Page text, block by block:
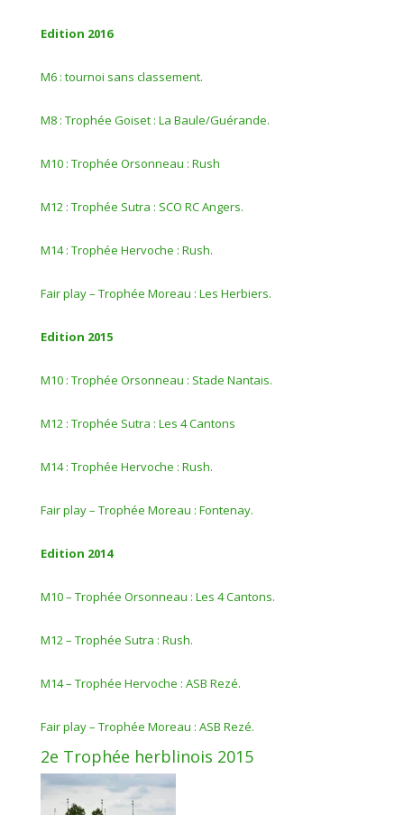
Edition 2016
M6 : tournoi sans classement.
M8 : Trophée Goiset : La Baule/Guérande.
M10 : Trophée Orsonneau : Rush
M12 : Trophée Sutra : SCO RC Angers.
M14 : Trophée Hervoche : Rush.
Fair play – Trophée Moreau : Les Herbiers.
Edition 2015
M10 : Trophée Orsonneau : Stade Nantais.
M12 : Trophée Sutra : Les 4 Cantons
M14 : Trophée Hervoche : Rush.
Fair play – Trophée Moreau : Fontenay.
Edition 2014
M10 – Trophée Orsonneau : Les 4 Cantons.
M12 – Trophée Sutra : Rush.
M14 – Trophée Hervoche : ASB Rezé.
Fair play – Trophée Moreau : ASB Rezé.
2e Trophée herblinois 2015